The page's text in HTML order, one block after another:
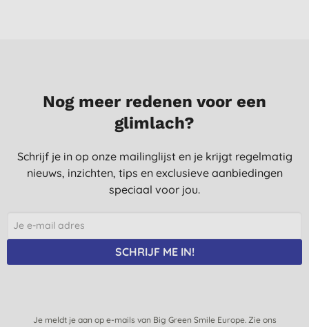
Nog meer redenen voor een
glimlach?
Schrijf je in op onze mailinglijst en je krijgt regelmatig
nieuws, inzichten, tips en exclusieve aanbiedingen
speciaal voor jou.
SCHRIJF ME IN!
Je meldt je aan op e-mails van Big Green Smile Europe. Zie ons